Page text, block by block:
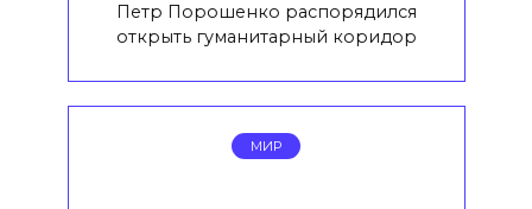
Петр Порошенко распорядился
открыть гуманитарный коридор
МИР